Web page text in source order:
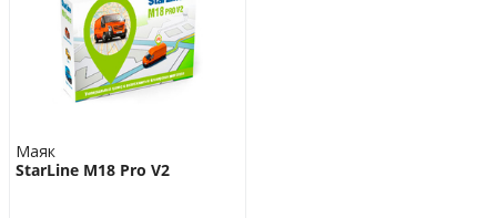
Маяк
StarLine M18 Pro V2